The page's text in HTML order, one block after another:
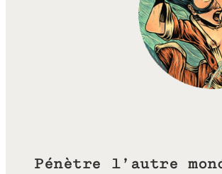
Pénètre l’autre